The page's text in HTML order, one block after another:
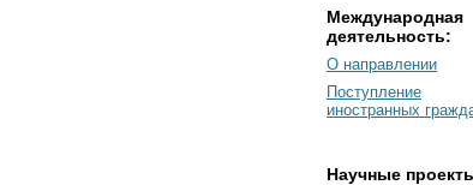
Международная
деятельность:
О направлении
Поступление
иностранных
Научные